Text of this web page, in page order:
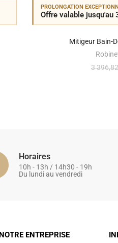
PROLONGATION
Offre valable jusqu'au
Mitigeur Bain-
3
Horaires
10h - 13h / 14h30 - 19h
Du lundi au vendredi
NOTRE ENTREPRISE